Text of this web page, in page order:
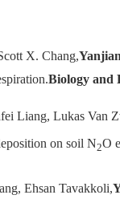
X. Chang,
Biology and
Liang, Lukas Van
on soil N2O
Ehsan Tavakkoli,